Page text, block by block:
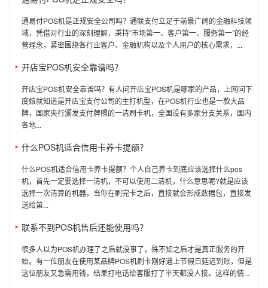
通易付POS机是正规安全公司吗？通联支付立足于前景广阔的金融科技领
域，凭借对行业的深刻理解，秉持“市场第一、客户第一、服务第一”的经
营理念，紧密围绕各行业客户、金融机构以及个人用户的核心需求，...
开店宝POS机安全靠谱吗？
开店宝POS机安全靠谱吗？有人问开店宝POS机是哪家的产品，上网问下
度娘就知道是开店宝支付公司的主打机型，在POS机行业也是一款大品
牌，国家央行颁发支付牌照的一清刷卡机，全国设有多家分支关系，国内
各地...
什么POS机适合信用卡养卡提额？
什么POS机适合信用卡养卡提额？个人自己养卡到底应该选择什么pos
机，首先一定要选择一清机，不可以使用二清机，什么意思呢?就是应该
选择一次清算的机器，当你在刷完卡之后，直接就会形成数据包，直接发
送给第...
联系不到POS机售后还能使用吗？
很多人以为POS机办理了之后就没事了，殊不知之后才是真正服务的开
始。有一位朋友在使用某品牌POS机刷卡刚好遇上节假日延迟到账，但是
这位朋友又急需用钱，结果打电话给客服打了半天都没人接。这样的情...